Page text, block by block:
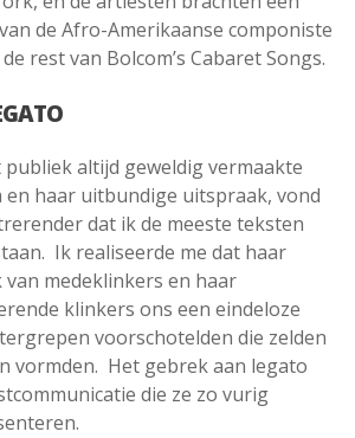
de Afro-Amerikaanse componiste
rest van Bolcom’s Cabaret Songs.
publiek altijd geweldig vermaakte
en haar uitbundige uitspraak, vond
dat ik de meeste teksten
Ik realiseerde me dat haar
medeklinkers en haar
klinkers ons een eindeloze
voorschotelden die zelden
vormden. Het gebrek aan legato
die ze zo vurig